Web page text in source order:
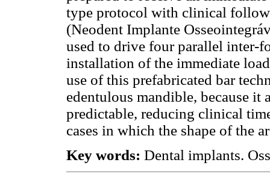
type protocol with clinical
(Neodent Implante
used to drive four parallel inter-
installation of the immediate
use of this prefabricated bar
edentulous mandible, because
predictable, reducing clinical
cases in which the shape of the
Key words: Dental implants.